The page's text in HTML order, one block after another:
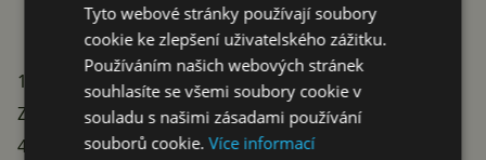
160 Hz ve 4K, nebo 320 Hz v 1080p
Zajímavá funkce: monitor umí přepnout z nativního
4K/160 Hz do režimu1080p/320 Hz. Pro kompetitivní
Tyto webové stránky používají soubory
cookie ke zlepšení uživatelského zážitku.
Používáním našich webových stránek
souhlasíte se všemi soubory cookie v
souladu s našimi zásadami používání
souborů cookie.Více informací